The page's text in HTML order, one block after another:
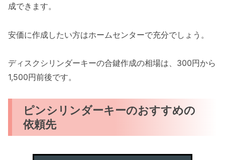
成できます。
安価に作成したい方はホームセンターで充分でしょう。
ディスクシリンダーキーの合鍵作成の相場は、300円から
1,500円前後です。
ピンシリンダーキーのおすすめの
依頼先